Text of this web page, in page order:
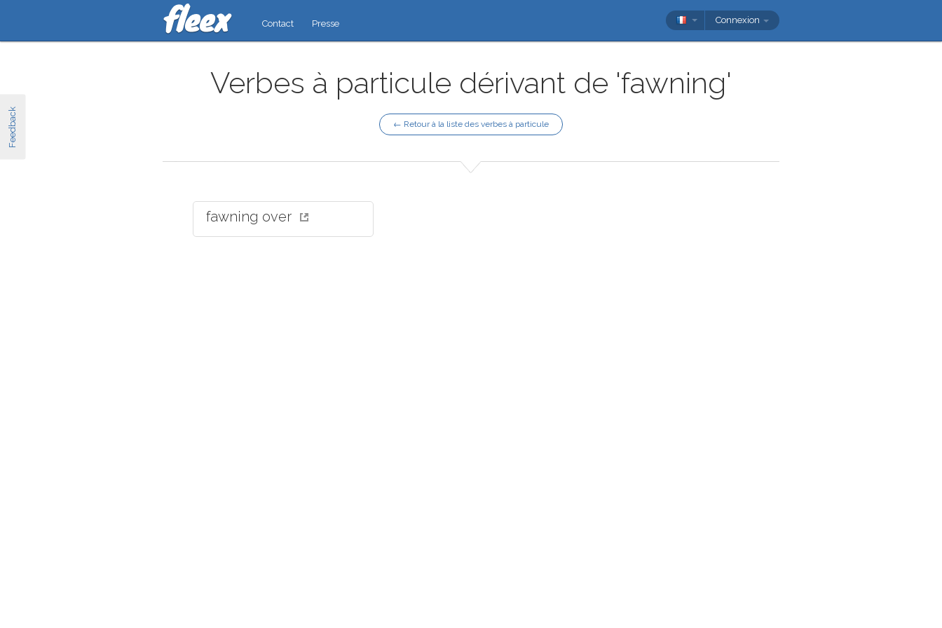
Feedback
Contact Presse Connexion
Verbes à particule dérivant de 'fawning'
← Retour à la liste des verbes à particule
fawning over